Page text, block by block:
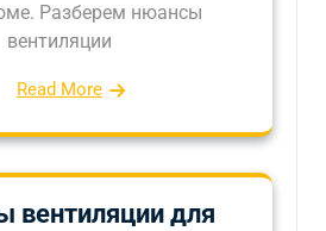
Разберем нюансы
вентиляции
Read More
вентиляции для